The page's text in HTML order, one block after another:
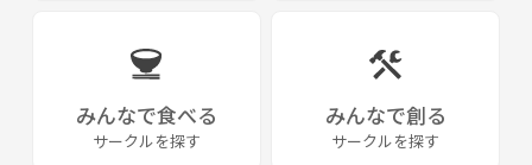
みんなで食べる
サークルを探す
みんなで創る
サークルを探す